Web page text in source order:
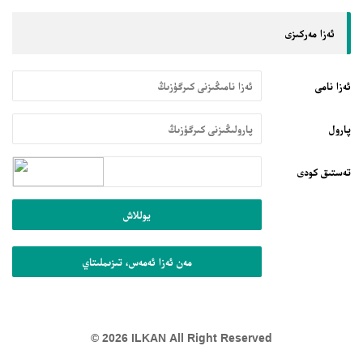
ئەزا مەركىزى
ئەزا نامى
پارول
تەستىق كودى
يوللاش
مەن ئەزا ئەمەس، تىزىملىتاي
© 2026 ILKAN All Right Reserved